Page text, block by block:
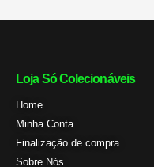
Loja Só Colecionáveis
Home
Minha Conta
Finalização de compra
Sobre Nós